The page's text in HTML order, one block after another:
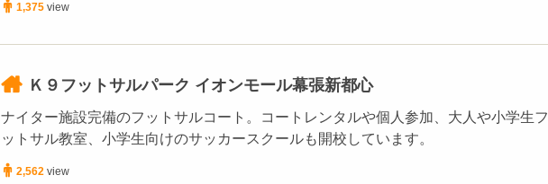
1,375 view
Ｋ９フットサルパーク イオンモール幕張新都心
ナイター施設完備のフットサルコート。コートレンタルや個人参加、大人や小学生フ
ットサル教室、小学生向けのサッカースクールも開校しています。
2,562 view